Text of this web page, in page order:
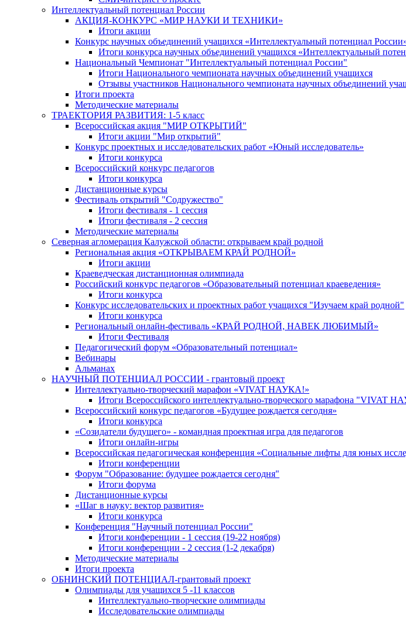
Интеллектуальный потенциал России
АКЦИЯ-КОНКУРС «МИР НАУКИ И ТЕХНИКИ»
Итоги акции
Конкурс научных объединений учащихся «Интеллектуальный потенциал
Итоги конкурса научных объединений учащихся «Интеллектуальный
Национальный Чемпионат "Интеллектуальный потенциал России"
Итоги Национального чемпионата научных объединений учащихся
Отзывы участников Национального чемпионата научных объединений
Итоги проекта
Методические материалы
ТРАЕКТОРИЯ РАЗВИТИЯ: 1-5 класс
Всероссийская акция "МИР ОТКРЫТИЙ"
Итоги акции "Мир открытий"
Конкурс проектных и исследовательских работ «Юный исследователь»
Итоги конкурса
Всероссийский конкурс педагогов
Итоги конкурса
Дистанционные курсы
Фестиваль открытий "Содружество"
Итоги фестиваля - 1 сессия
Итоги фестиваля - 2 сессия
Методические материалы
Северная агломерация Калужской области: открываем край родной
Региональная акция «ОТКРЫВАЕМ КРАЙ РОДНОЙ»
Итоги акции
Краеведческая дистанционная олимпиада
Российский конкурс педагогов «Образовательный потенциал краеведения»
Итоги конкурса
Конкурс исследовательских и проектных работ учащихся "Изучаем край родной"
Итоги конкурса
Региональный онлайн-фестиваль «КРАЙ РОДНОЙ, НАВЕК ЛЮБИМЫЙ»
Итоги Фестиваля
Педагогический форум «Образовательный потенциал»
Вебинары
Альманах
НАУЧНЫЙ ПОТЕНЦИАЛ РОССИИ - грантовый проект
Интеллектуально-творческий марафон «VIVAT НАУКА!»
Итоги Всероссийского интеллектуально-творческого марафона "VIVAT
Всероссийский конкурс педагогов «Будущее рождается сегодня»
Итоги конкурса
«Cозидатели будущего» - командная проектная игра для педагогов
Итоги онлайн-игры
Всероссийская педагогическая конференция «Cоциальные лифты для юных
Итоги конференции
Форум "Образование: будущее рождается сегодня"
Итоги форума
Дистанционные курсы
«Шаг в науку: вектор развития»
Итоги конкурса
Конференция "Научный потенциал России"
Итоги конференции - 1 сессия (19-22 ноября)
Итоги конференции - 2 сессия (1-2 декабря)
Методические материалы
Итоги проекта
ОБНИНСКИЙ ПОТЕНЦИАЛ-грантовый проект
Олимпиады для учащихся 5 -11 классов
Интеллектуально-творческие олимпиады
Исследовательские олимпиады